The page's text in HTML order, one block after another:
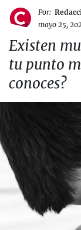
Por:
mayo 25,
Existen
tu punto
conoces?